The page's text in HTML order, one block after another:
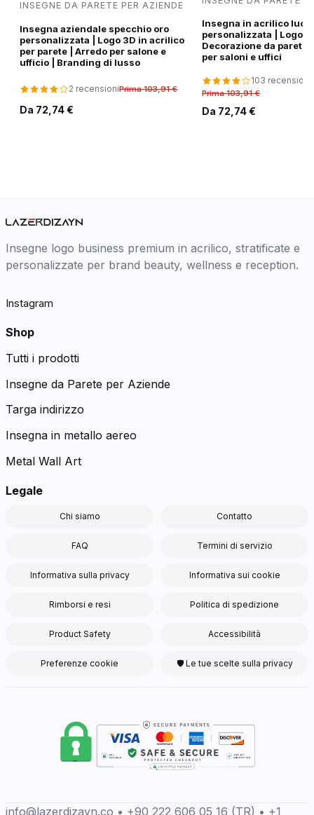
INSEGNE DA PARETE PER AZIENDE
Insegna aziendale specchio oro
personalizzata | Logo 3D in acrilico
per parete | Arredo per salone e
ufficio | Branding di lusso
2 recensioniPrima 103,91 €
Da 72,74 €
Insegna in acrilico
personalizzata | Logo
Decorazione da parete
per saloni e uffici
103 recensioni
Prima 103,91 €
Da 72,74 €
Insegne logo business premium in acrilico, stratificate e
personalizzate per brand beauty, wellness e reception.
Instagram
Shop
Tutti i prodotti
Insegne da Parete per Aziende
Targa indirizzo
Insegna in metallo aereo
Metal Wall Art
Legale
Chi siamo Contatto
FAQ Termini di servizio
Informativa sulla privacy Informativa sui cookie
Rimborsi e resi Politica di spedizione
Product Safety Accessibilità
Preferenze cookie 🛡 Le tue scelte sulla privacy
info@lazerdizayn.co • +90 222 606 05 16 (TR) • +1